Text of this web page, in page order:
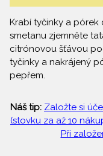
Krabí tyčinky a
smetanu zjemněte
citrónovou šťávou
tyčinky a nakrájený
pepřem.
Náš tip: Založte si
(stovku za až 10
Při